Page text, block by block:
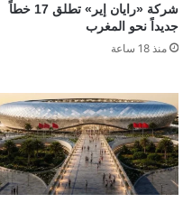
شركة «رايان إير» تطلق 17 خطاً
جديداً نحو المغرب
منذ 18 ساعة